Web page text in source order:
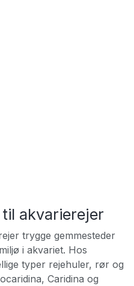
akvarierejer
trygge gemmesteder
i akvariet. Hos
typer rejehuler, rør og
Caridina og